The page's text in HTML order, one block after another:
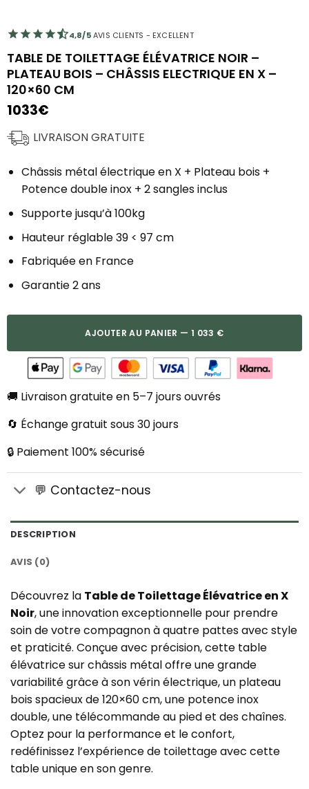
4,8/5AVIS CLIENTS - EXCELLENT
TABLE DE TOILETTAGE ÉLÉVATRICE NOIR –
PLATEAU BOIS – CHÂSSIS ELECTRIQUE EN X –
120×60 CM
1033€
LIVRAISON GRATUITE
Châssis métal électrique en X + Plateau bois +
Potence double inox + 2 sangles inclus
Supporte jusqu’à 100kg
Hauteur réglable 39 < 97 cm
Fabriquée en France
Garantie 2 ans
AJOUTER AU PANIER — 1 033 €
🚚 Livraison gratuite en 5–7 jours ouvrés
🔄 Échange gratuit sous 30 jours
🔒 Paiement 100% sécurisé
💬 Contactez-nous
DESCRIPTION
AVIS (0)
Découvrez la Table de Toilettage Élévatrice en X
Noir, une innovation exceptionnelle pour prendre
soin de votre compagnon à quatre pattes avec style
et praticité. Conçue avec précision, cette table
élévatrice sur châssis métal offre une grande
variabilité grâce à son vérin électrique, un plateau
bois spacieux de 120×60 cm, une potence inox
double, une télécommande au pied et des chaînes.
Optez pour la performance et le confort,
redéfinissez l’expérience de toilettage avec cette
table unique en son genre.